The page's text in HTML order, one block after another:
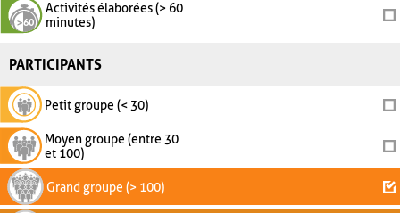
Activités élaborées (> 60
minutes)
PARTICIPANTS
Petit groupe (< 30)
Moyen groupe (entre 30
et 100)
Grand groupe (> 100)